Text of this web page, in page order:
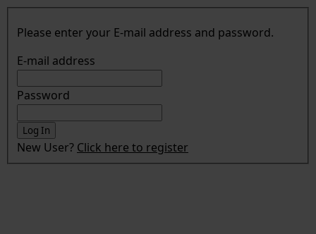
Please enter your E-mail address and password.
E-mail address
Password
New User? Click here to register